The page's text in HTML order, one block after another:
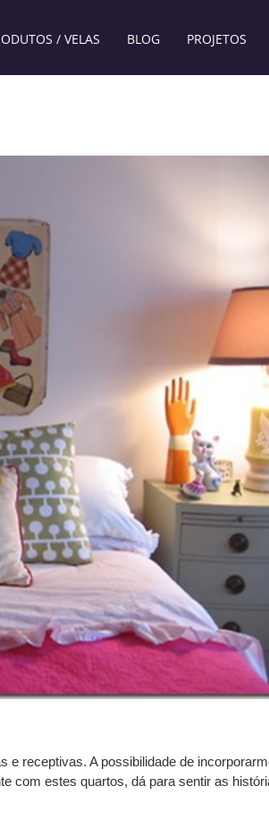
/ VELAS BLOG PROJETOS
e receptivas. A possibilidade de
com estes quartos, dá para sentir as